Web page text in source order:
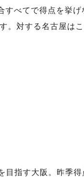
べてで得点を挙げ
。対する名古屋は
目指す大阪。昨季得